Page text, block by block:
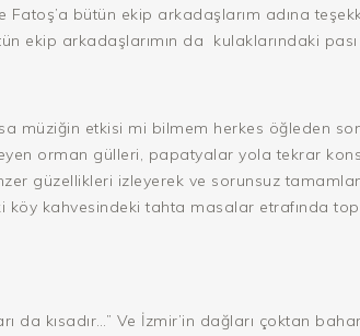
bütün ekip arkadaşlarım adına
ekip arkadaşlarımın da kulaklarındaki
müziğin etkisi mi bilmem herkes öğleden
orman gülleri, papatyalar yola tekrar
güzellikleri izleyerek ve sorunsuz
köy kahvesindeki tahta masalar etrafında
da kısadır…” Ve İzmir’in dağları çoktan